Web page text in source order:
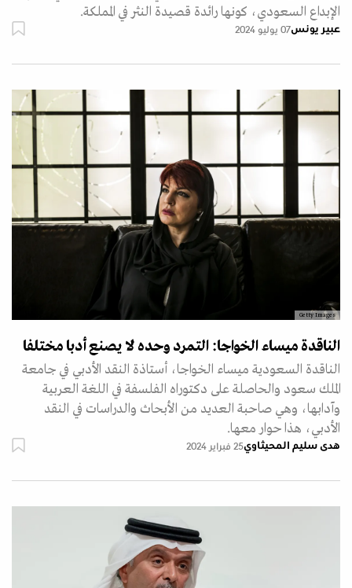
الإبداع السعودي، كونها رائدة قصيدة النثر في المملكة.
عبير يونس07 يوليو 2024
Getty Images
الناقدة ميساء الخواجا: التمرد وحده لا يصنع أدبا مختلفا
الناقدة السعودية ميساء الخواجا، أستاذة النقد الأدبي في جامعة
الملك سعود والحاصلة على دكتوراه الفلسفة في اللغة العربية
وآدابها، وهي صاحبة العديد من الأبحاث والدراسات في النقد
الأدبي، هذا حوار معها.
هدى سليم المحيثاوي25 فبراير 2024